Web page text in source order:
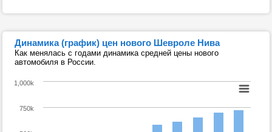
Динамика (график) цен нового Шевроле Нива
Как менялась с годами динамика средней цены нового
автомобиля в России.
750k
1,000k